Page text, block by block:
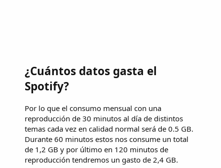
¿Cuántos datos gasta el
Spotify?
Por lo que el consumo mensual con una
reproducción de 30 minutos al día de distintos
temas cada vez en calidad normal será de 0.5 GB.
Durante 60 minutos estos nos consume un total
de 1,2 GB y por último en 120 minutos de
reproducción tendremos un gasto de 2,4 GB.